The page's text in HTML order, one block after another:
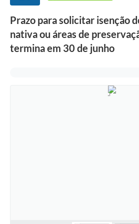
Concursos e Processos Seletivos
Prazo para solicitar isenção
nativa ou áreas de
termina em 30 de junho